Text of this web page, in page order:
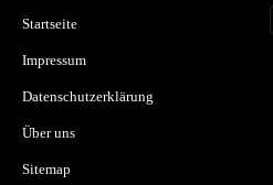
Startseite
Impressum
Datenschutzerklärung
Über uns
Sitemap